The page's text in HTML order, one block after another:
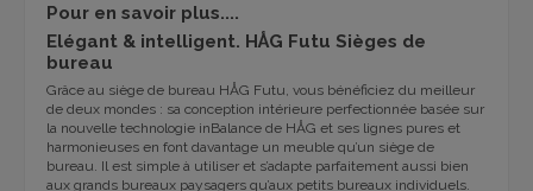
Pour en savoir plus....
Elégant & intelligent. HÅG Futu Sièges de
bureau
Grâce au siège de bureau HÅG Futu, vous bénéficiez du meilleur
de deux mondes : sa conception intérieure perfectionnée basée sur
la nouvelle technologie inBalance de HÅG et ses lignes pures et
harmonieuses en font davantage un meuble qu’un siège de
bureau. Il est simple à utiliser et s’adapte parfaitement aussi bien
aux grands bureaux paysagers qu’aux petits bureaux individuels.